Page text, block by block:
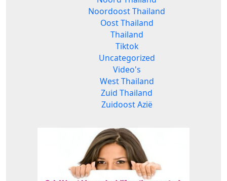
Noordoost Thailand
Oost Thailand
Thailand
Tiktok
Uncategorized
Video's
West Thailand
Zuid Thailand
Zuidoost Azië